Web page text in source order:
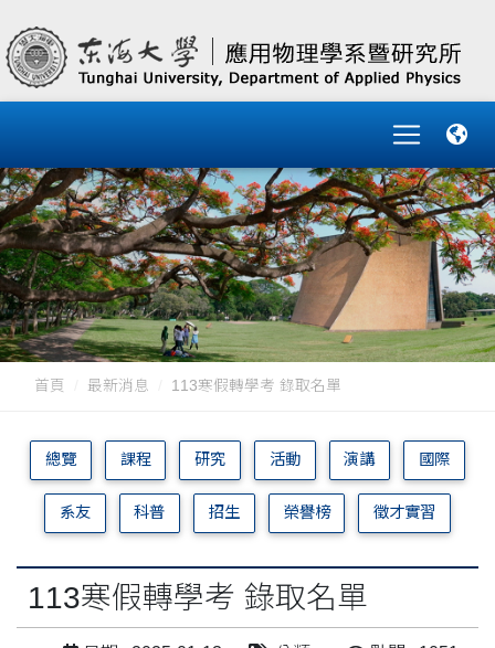
首頁 最新消息 113寒假轉學考 錄取名單
總覽 課程 研究 活動 演講 國際
系友 科普 招生 榮譽榜 徵才實習
113寒假轉學考 錄取名單